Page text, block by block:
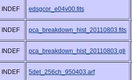
INDEF edsgcor_e04v00.fits
INDEF pca_breakdown_hist_20110803.fits
INDEF pca_breakdown_hist_20110803.gti
INDEF 5det_256ch_950403.arf